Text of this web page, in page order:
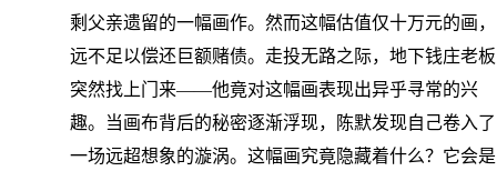
剩父亲遗留的一幅画作。然而这幅估值仅十万元的画，
远不足以偿还巨额赌债。走投无路之际，地下钱庄老板
突然找上门来——他竟对这幅画表现出异乎寻常的兴
趣。当画布背后的秘密逐渐浮现，陈默发现自己卷入了
一场远超想象的漩涡。这幅画究竟隐藏着什么？它会是